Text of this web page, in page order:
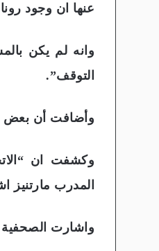
عنها ان وجود رونالدو البالغ 41 عاما
التوقف”.
وأضافت أن بعض
وكشفت ان
المدرب مارتنيز
واشارت الصحفية